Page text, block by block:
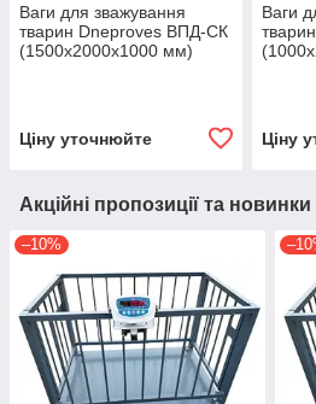
Ваги для зважування
тварин Dneproves ВПД-СК
(1500х2000х1000 мм)
Ціну уточнюйте
Ваги
Ціну
Акційні пропозиції та новинки
–10%